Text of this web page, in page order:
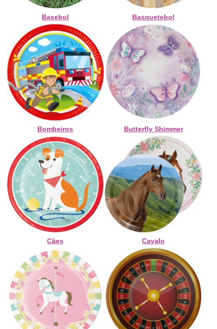
Basebol Basquetebol
Bombeiros Butterfly Shimmer
Cães Cavalo